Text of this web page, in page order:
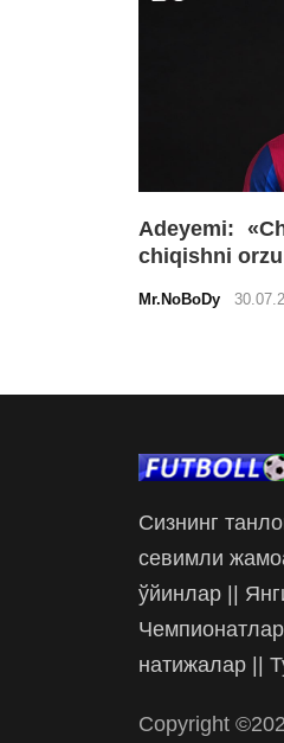
Adeyemi:
chiqishni
Mr.NoBoDy
Сизнинг
севимли
ўйинлар ||
натижалар ||
Copyright ©